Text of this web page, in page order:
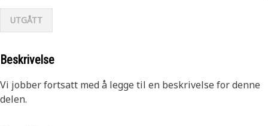
UTGÅTT
Beskrivelse
Vi jobber fortsatt med å legge til en beskrivelse for denne
delen.